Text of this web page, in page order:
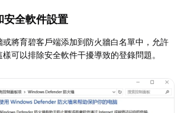
安全軟件設置
將育碧客戶端添加到防火牆白名單中，允許
可以排除安全軟件干擾導致的登錄問題。